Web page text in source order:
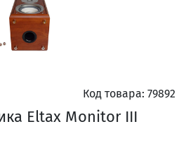
Код товара: 79892
Eltax Monitor III